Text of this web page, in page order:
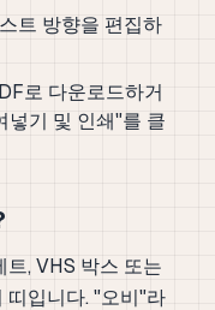
트 방향을 편집하
로 다운로드하거
넣기 및 인쇄"를 클
트, VHS 박스 또는
띠입니다. "오비"라